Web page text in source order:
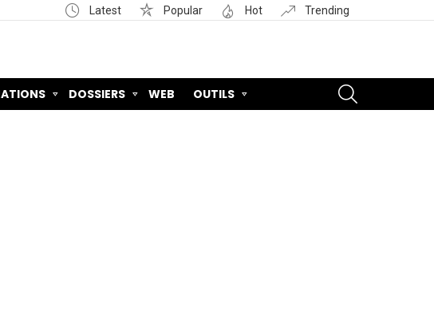
Latest Popular Hot Trending
DOSSIERS WEB OUTILS